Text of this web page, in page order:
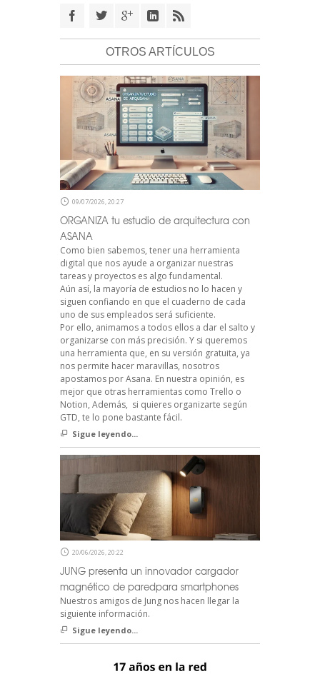
OTROS ARTÍCULOS
09/07/2026, 20:27
ORGANIZA tu estudio de arquitectura con
ASANA
Como bien sabemos, tener una herramienta
digital que nos ayude a organizar nuestras
tareas y proyectos es algo fundamental.
Aún así, la mayoría de estudios no lo hacen y
siguen confiando en que el cuaderno de cada
uno de sus empleados será suficiente.
Por ello, animamos a todos ellos a dar el salto y
organizarse con más precisión. Y si queremos
una herramienta que, en su versión gratuita, ya
nos permite hacer maravillas, nosotros
apostamos por Asana. En nuestra opinión, es
mejor que otras herramientas como Trello o
Notion, Además, si quieres organizarte según
GTD, te lo pone bastante fácil.
Sigue leyendo...
20/06/2026, 20:22
JUNG presenta un innovador cargador
magnético de paredpara smartphones
Nuestros amigos de Jung nos hacen llegar la
siguiente información.
Sigue leyendo...